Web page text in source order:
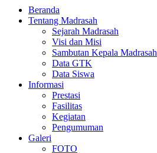
Beranda
Tentang Madrasah
Sejarah Madrasah
Visi dan Misi
Sambutan Kepala Madrasah
Data GTK
Data Siswa
Informasi
Prestasi
Fasilitas
Kegiatan
Pengumuman
Galeri
FOTO